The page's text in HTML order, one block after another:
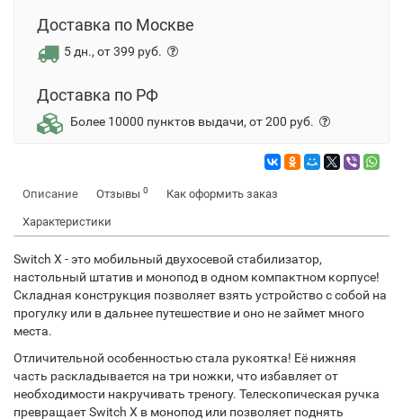
Доставка по Москве
5 дн., от 399 руб.
Доставка по РФ
Более 10000 пунктов выдачи, от 200 руб.
Описание Отзывы 0 Как оформить заказ
Характеристики
Switch X - это мобильный двухосевой стабилизатор,
настольный штатив и монопод в одном компактном корпусе!
Складная конструкция позволяет взять устройство с собой на
прогулку или в дальнее путешествие и оно не займет много
места.
Отличительной особенностью стала рукоятка! Её нижняя
часть раскладывается на три ножки, что избавляет от
необходимости накручивать треногу. Телескопическая ручка
превращает Switch X в монопод или позволяет поднять